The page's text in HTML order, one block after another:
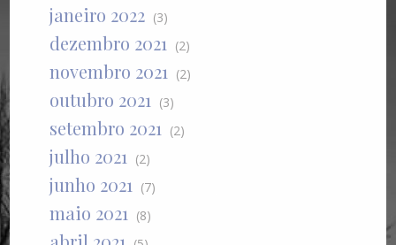
janeiro 2022 (3)
dezembro 2021 (2)
novembro 2021 (2)
outubro 2021 (3)
setembro 2021 (2)
julho 2021 (2)
junho 2021 (7)
maio 2021 (8)